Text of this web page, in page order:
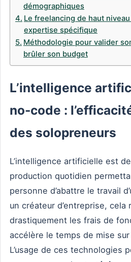
démographiques
Le freelancing de haut
expertise spécifique
Méthodologie pour valider
brûler son budget
L’intelligence
no-code :
des solopreneurs
L’intelligence artificielle est
production quotidien
personne d’abattre le travail
un créateur d’entreprise, cela
drastiquement les frais de
accélère le temps de mise
L’usage de ces technologies